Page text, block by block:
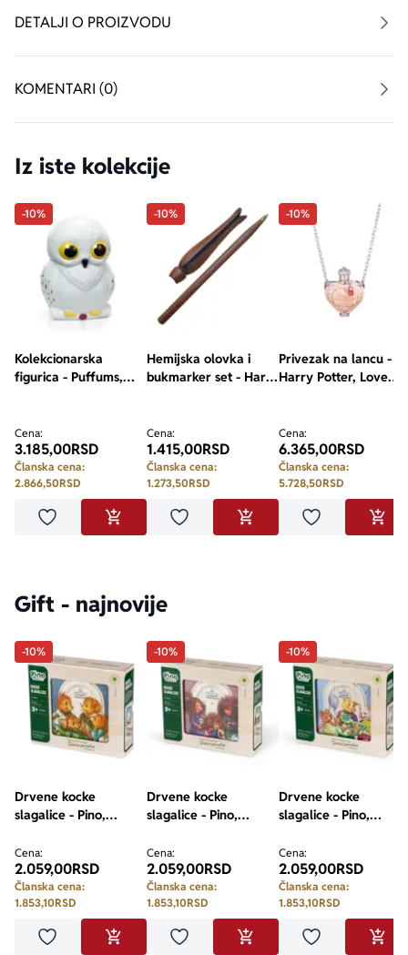
DETALJI O PROIZVODU
KOMENTARI (0)
Iz iste kolekcije
-10%
Kolekcionarska
figurica - Puffums,
Cena:
3.185,00RSD
Članska cena:
2.866,50RSD
Dodaj u omiljeneDODAJ U KORPU
-10%
Hemijska olovka i
bukmarker set - Harry
Cena:
1.415,00RSD
Članska cena:
1.273,50RSD
Dodaj u omiljeneDODAJ U KORPU
-10%
Privezak na lancu -
Harry Potter, Love
Cena:
6.365,00RSD
Članska cena:
5.728,50RSD
Dodaj u
Gift - najnovije
-10%
Drvene kocke
slagalice - Pino,
Veverići, 9 elemenata
Cena:
2.059,00RSD
Članska cena:
1.853,10RSD
Dodaj u omiljeneDODAJ U KORPU
-10%
Drvene kocke
slagalice - Pino,
Ježević, 9 elemenata
Cena:
2.059,00RSD
Članska cena:
1.853,10RSD
Dodaj u omiljeneDODAJ U KORPU
-10%
Drvene kocke
slagalice - Pino,
Predići, 9 elemenata
Cena:
2.059,00RSD
Članska cena:
1.853,10RSD
Dodaj u